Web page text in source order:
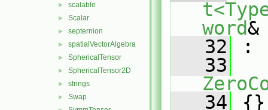
► scalable
► Scalar
► septernion
► spatialVectorAlgebra
► SphericalTensor
► SphericalTensor2D
► strings
► Swap
word
   32
:
   33
   34
{}